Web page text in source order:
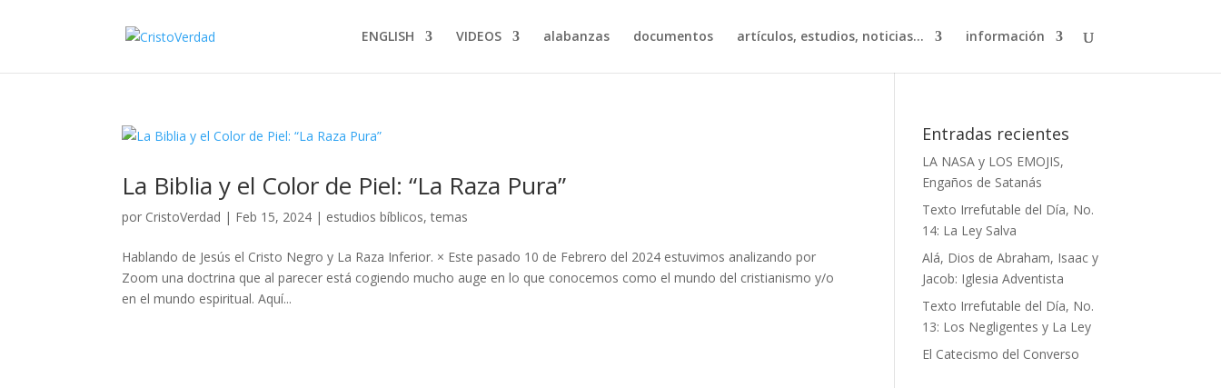
ENGLISH VIDEOS alabanzas documentos artículos, estudios, noticias… información
La Biblia y el Color de Piel: “La Raza Pura”
por CristoVerdad | Feb 15, 2024 | estudios bíblicos,temas
Hablando de Jesús el Cristo Negro y La Raza Inferior. × Este pasado 10 de Febrero del 2024 estuvimos analizando por
Zoom una doctrina que al parecer está cogiendo mucho auge en lo que conocemos como el mundo del cristianismo y/o
en el mundo espiritual. Aquí...
Entradas recientes
LA NASA y LOS EMOJIS,
Engaños de Satanás
Texto Irrefutable del Día, No.
14: La Ley Salva
Alá, Dios de Abraham, Isaac y
Jacob: Iglesia Adventista
Texto Irrefutable del Día, No.
13: Los Negligentes y La Ley
El Catecismo del Converso